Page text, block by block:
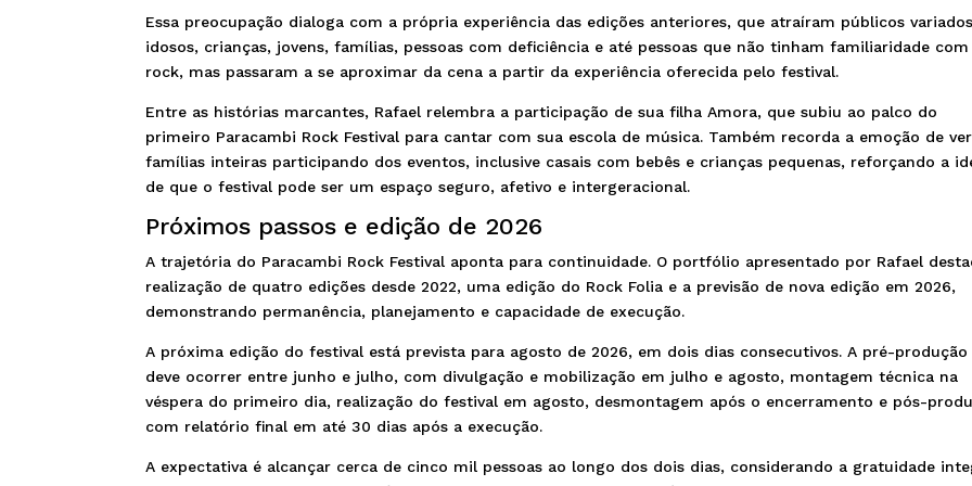
Essa preocupação dialoga com a própria experiência das edições anteriores, que atraíram públicos
idosos, crianças, jovens, famílias, pessoas com deficiência e até pessoas que não tinham familiaridade com
rock, mas passaram a se aproximar da cena a partir da experiência oferecida pelo festival.
Entre as histórias marcantes, Rafael relembra a participação de sua filha Amora, que subiu ao palco do
primeiro Paracambi Rock Festival para cantar com sua escola de música. Também recorda a emoção de ver
famílias inteiras participando dos eventos, inclusive casais com bebês e crianças pequenas, reforçando a
de que o festival pode ser um espaço seguro, afetivo e intergeracional.
Próximos passos e edição de 2026
A trajetória do Paracambi Rock Festival aponta para continuidade. O portfólio apresentado por Rafael
realização de quatro edições desde 2022, uma edição do Rock Folia e a previsão de nova edição em 2026,
demonstrando permanência, planejamento e capacidade de execução.
A próxima edição do festival está prevista para agosto de 2026, em dois dias consecutivos. A pré-produção
deve ocorrer entre junho e julho, com divulgação e mobilização em julho e agosto, montagem técnica na
véspera do primeiro dia, realização do festival em agosto, desmontagem após o encerramento e pós-
com relatório final em até 30 dias após a execução.
A expectativa é alcançar cerca de cinco mil pessoas ao longo dos dois dias, considerando a gratuidade